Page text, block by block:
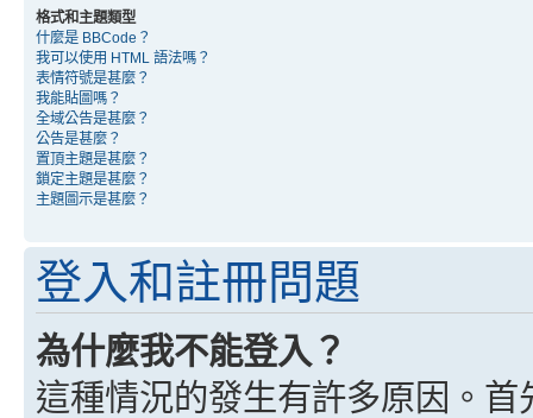
格式和主題類型
什麼是 BBCode？
我可以使用 HTML 語法嗎？
表情符號是甚麼？
我能貼圖嗎？
全域公告是甚麼？
公告是甚麼？
置頂主題是甚麼？
鎖定主題是甚麼？
主題圖示是甚麼？
登入和註冊問題
為什麼我不能登入？
這種情況的發生有許多原因。